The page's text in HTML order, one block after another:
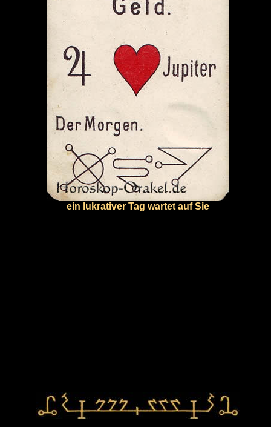
ein lukrativer Tag wartet auf Sie